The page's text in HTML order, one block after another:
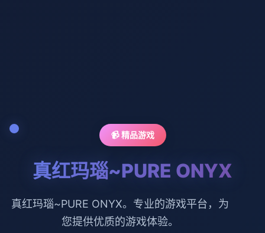
📹 精品游戏
真红玛瑙~PURE ONYX
真红玛瑙~PURE ONYX。专业的游戏平台，为
您提供优质的游戏体验。